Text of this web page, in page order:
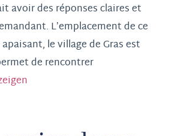
avoir des réponses claires et
L’emplacement de ce
le village de Gras est
de rencontrer